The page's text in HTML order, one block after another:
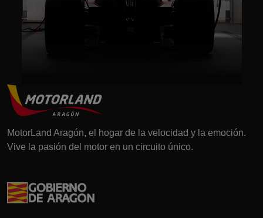
MotorLand Aragón, el hogar de la velocidad y la emoción.
Vive la pasión del motor en un circuito único.